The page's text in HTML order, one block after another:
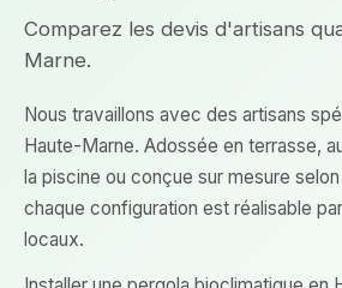
Comparez les devis d'artisans
Marne.
Nous travaillons avec des artisans
Haute-Marne. Adossée en terrasse,
la piscine ou conçue sur mesure
chaque configuration est réalisable
locaux.